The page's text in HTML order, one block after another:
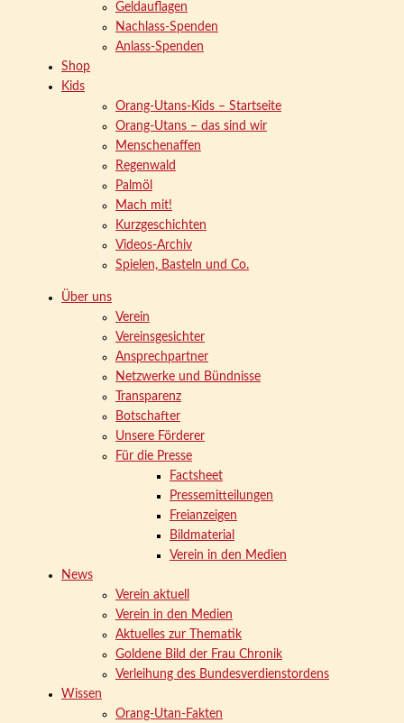
Geldauflagen
Nachlass-Spenden
Anlass-Spenden
Shop
Kids
Orang-Utans-Kids – Startseite
Orang-Utans – das sind wir
Menschenaffen
Regenwald
Palmöl
Mach mit!
Kurzgeschichten
Videos-Archiv
Spielen, Basteln und Co.
Über uns
Verein
Vereinsgesichter
Ansprechpartner
Netzwerke und Bündnisse
Transparenz
Botschafter
Unsere Förderer
Für die Presse
Factsheet
Pressemitteilungen
Freianzeigen
Bildmaterial
Verein in den Medien
News
Verein aktuell
Verein in den Medien
Aktuelles zur Thematik
Goldene Bild der Frau Chronik
Verleihung des Bundesverdienstordens
Wissen
Orang-Utan-Fakten